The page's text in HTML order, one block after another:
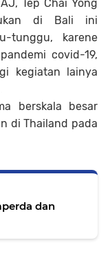
Tep Chai Yong
di Bali ini
tunggu, karene
covid-19,
kegiatan lainya
berskala besar
di Thailand pada
dan